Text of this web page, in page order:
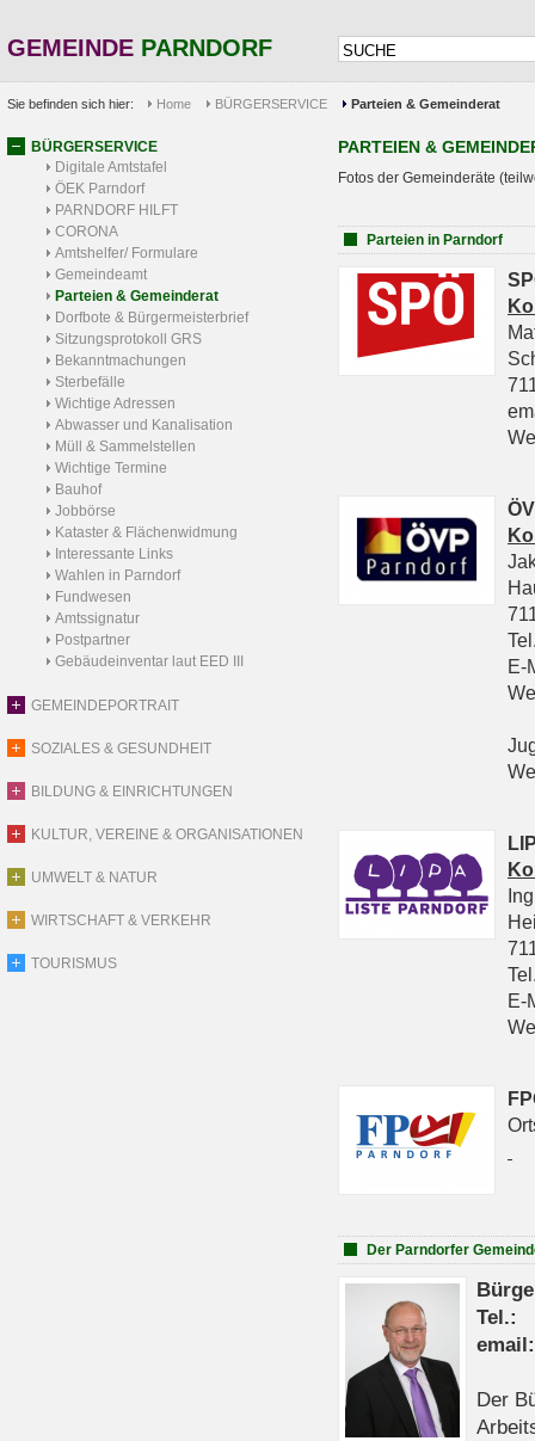
GEMEINDE PARNDORF
Sie befinden sich hier: Home BÜRGERSERVICE Parteien & Gemeinderat
BÜRGERSERVICE
Digitale Amtstafel
ÖEK Parndorf
PARNDORF HILFT
CORONA
Amtshelfer/ Formulare
Gemeindeamt
Parteien & Gemeinderat
Dorfbote & Bürgermeisterbrief
Sitzungsprotokoll GRS
Bekanntmachungen
Sterbefälle
Wichtige Adressen
Abwasser und Kanalisation
Müll & Sammelstellen
Wichtige Termine
Bauhof
Jobbörse
Kataster & Flächenwidmung
Interessante Links
Wahlen in Parndorf
Fundwesen
Amtssignatur
Postpartner
Gebäudeinventar laut EED III
GEMEINDEPORTRAIT
SOZIALES & GESUNDHEIT
BILDUNG & EINRICHTUNGEN
KULTUR, VEREINE & ORGANISATIONEN
UMWELT & NATUR
WIRTSCHAFT & VERKEHR
TOURISMUS
PARTEIEN &
Fotos der Gemeinderäte
Parteien in Parndorf
E-
E-
Der Parndorfer
Der